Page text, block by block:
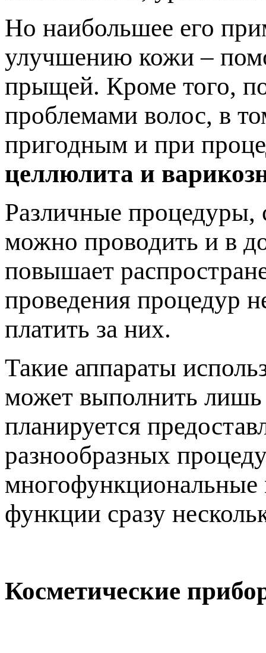
Но наибольшее его
улучшению кожи –
прыщей. Кроме того,
проблемами волос, в
пригодным и при
целлюлита и
Различные процедуры,
можно проводить и в
повышает
проведения процедур
платить за них.
Такие аппараты
может выполнить
планируется
разнообразных
многофункциональные
функции сразу
Косметические